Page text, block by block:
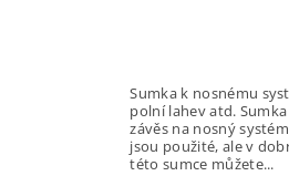
Sumka k nosnému systému
polní lahev atd. Sumka má plastový
závěs na nosný systém BW.
jsou použité, ale v
této sumce můžete...